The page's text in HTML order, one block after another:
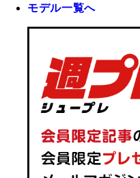
モデル一覧へ